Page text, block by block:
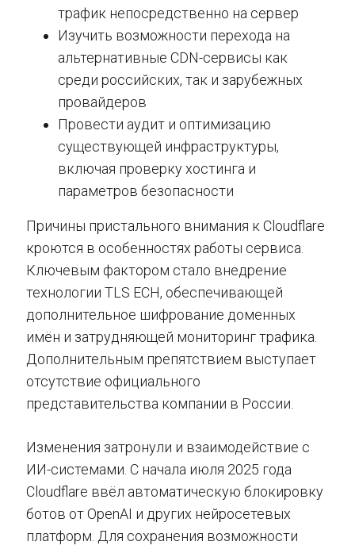
трафик непосредственно на сервер
Изучить возможности перехода на
альтернативные CDN-сервисы как
среди российских, так и зарубежных
провайдеров
Провести аудит и оптимизацию
существующей инфраструктуры,
включая проверку хостинга и
параметров безопасности
Причины пристального внимания к Cloudflare
кроются в особенностях работы сервиса.
Ключевым фактором стало внедрение
технологии TLS ECH, обеспечивающей
дополнительное шифрование доменных
имён и затрудняющей мониторинг трафика.
Дополнительным препятствием выступает
отсутствие официального
представительства компании в России.
Изменения затронули и взаимодействие с
ИИ-системами. С начала июля 2025 года
Cloudflare ввёл автоматическую блокировку
ботов от OpenAI и других нейросетевых
платформ. Для сохранения возможности